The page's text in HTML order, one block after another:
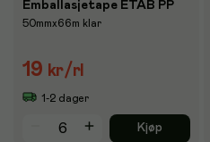
Emballasjetape ETAB PP
50mmx66m klar
19 kr/rl
1-2 dager
Kjøp